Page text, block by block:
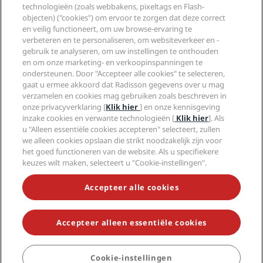
Sports Approved-hotels
Gezinsvriendelijk hotels
Gezondheid en veiligheid
Media
Vacatures RHG
Vacatures PPHE
Vacatures EHL
The Club by RHG
Hotelontwikkeling
Duurzaam ondernemen
Inkoop
Privacycentrum
Juridische kennisgeving
Algemene voorwaarden voor Radisson Rewards
Gebruikersovereenkomst site
Digitale toegankelijkheid
Verklaring inzake moderne slavernij
Help
Waarschuwingen voor consumenten
Contactgegevens
Veelgestelde vragen
Sitemap
Social media
Radisson Hotels Brands
MIS NOOIT MEER ONZE POPULAIRSTE AANBIEDINGEN
© 2026 Radisson Hotel Group.Alle rechten voorbehouden. RHG
Radisson Hotel Group, Radisson, Radisson RED, Radisson Blu, Radisson
Collection, Radisson Individuals, Park Plaza, Park Inn, Country Inn &
Suites, Prize by Radisson, Radisson Rewards en Radisson Meetings zijn
technologieën (zoals webbakens, pixeltags en Flash-
objecten) ("cookies") om ervoor te zorgen dat deze correct
en veilig functioneert, om uw browse-ervaring te
verbeteren en te personaliseren, om websiteverkeer en -
gebruik te analyseren, om uw instellingen te onthouden
en om onze marketing- en verkoopinspanningen te
ondersteunen. Door "Accepteer alle cookies" te selecteren,
gaat u ermee akkoord dat Radisson gegevens over u mag
verzamelen en cookies mag gebruiken zoals beschreven in
onze privacyverklaring [Klik hier] en onze kennisgeving
inzake cookies en verwante technologieën [ Klik hier]. Als
u "Alleen essentiële cookies accepteren" selecteert, zullen
we alleen cookies opslaan die strikt noodzakelijk zijn voor
het goed functioneren van de website. Als u specifiekere
keuzes wilt maken, selecteert u "Cookie-instellingen".
Accepteer alle cookies
Accepteer alleen essentiële cookies
Cookie-instellingen